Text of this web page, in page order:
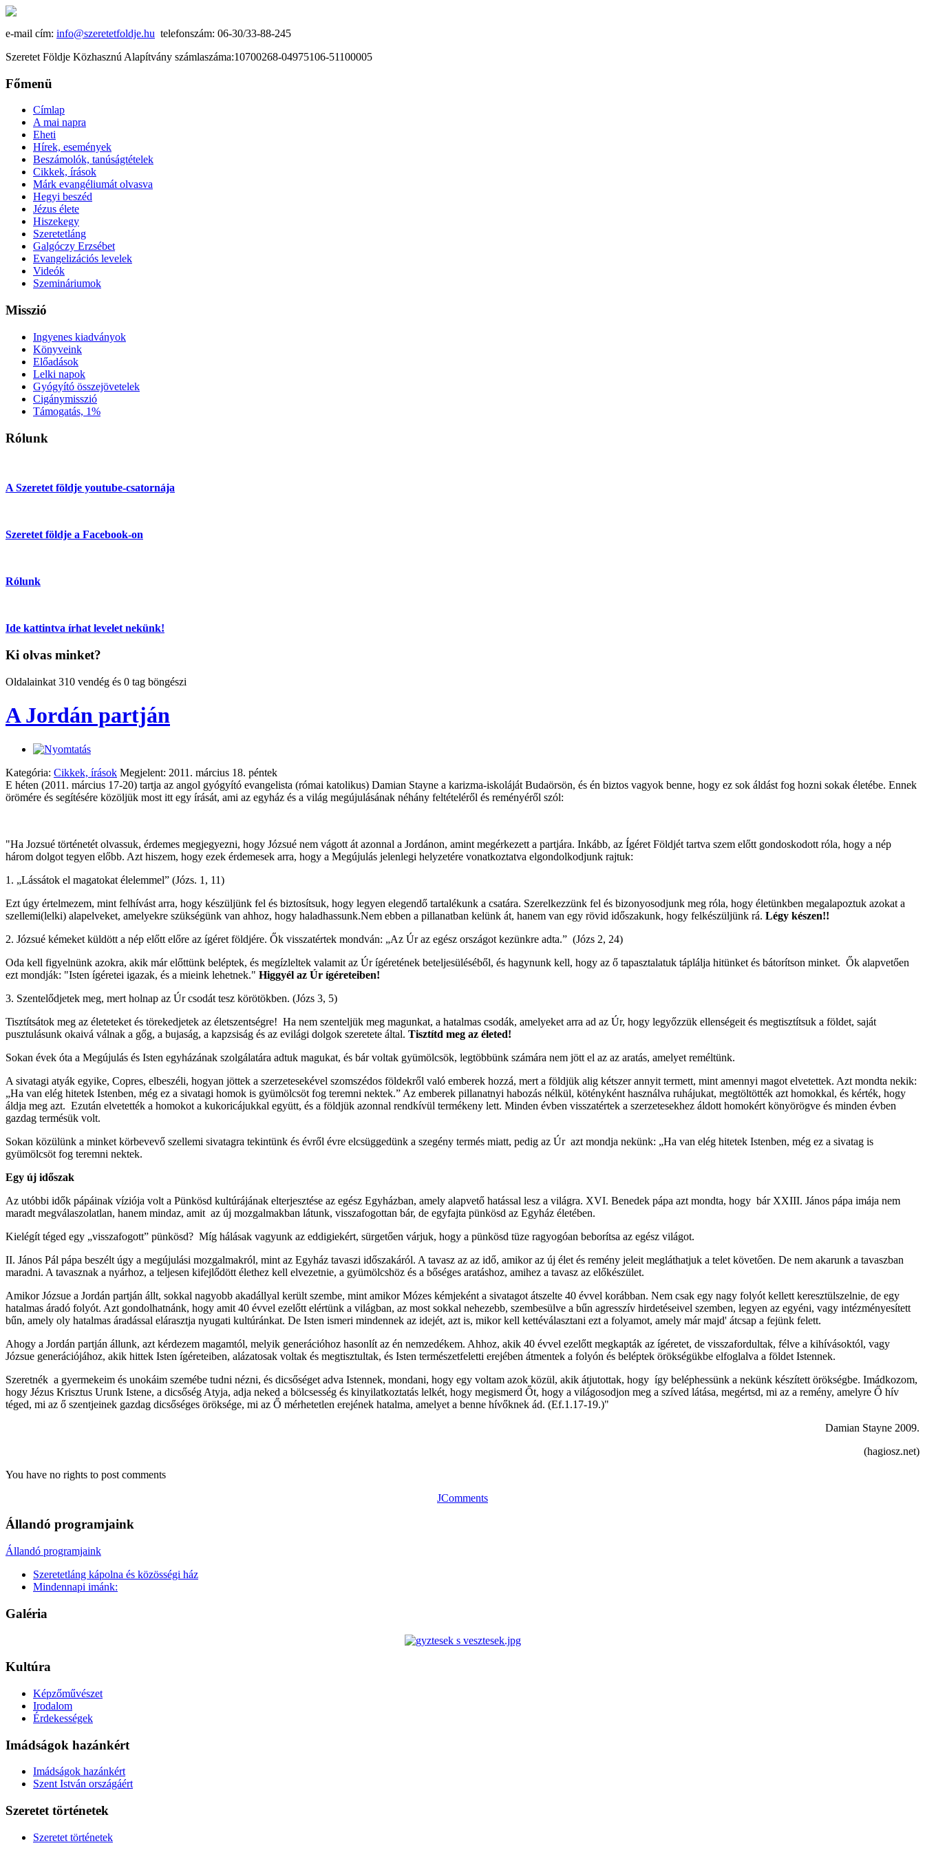
e-mail cím: info@szeretetfoldje.hu telefonszám: 06-30/33-88-245
Szeretet Földje Közhasznú Alapítvány számlaszáma:10700268-04975106-51100005
Főmenü
Címlap
A mai napra
Eheti
Hírek, események
Beszámolók, tanúságtételek
Cikkek, írások
Márk evangéliumát olvasva
Hegyi beszéd
Jézus élete
Hiszekegy
Szeretetláng
Galgóczy Erzsébet
Evangelizációs levelek
Videók
Szemináriumok
Misszió
Ingyenes kiadványok
Könyveink
Előadások
Lelki napok
Gyógyító összejövetelek
Cigánymisszió
Támogatás, 1%
Rólunk
A Szeretet földje youtube-csatornája
Szeretet földje a Facebook-on
Rólunk
Ide kattintva írhat levelet nekünk!
Ki olvas minket?
Oldalainkat 310 vendég és 0 tag böngészi
A Jordán partján
Kategória: Cikkek, írások Megjelent: 2011. március 18. péntek
E héten (2011. március 17-20) tartja az angol gyógyító evangelista (római katolikus) Damian Stayne a karizma-iskoláját Budaörsön, és én biztos vagyok benne, hogy ez sok áldást fog hozni sokak életébe. Ennek
örömére és segítésére közöljük most itt egy írását, ami az egyház és a világ megújulásának néhány feltételéről és reményéről szól:
"Ha Jozsué történetét olvassuk, érdemes megjegyezni, hogy Józsué nem vágott át azonnal a Jordánon, amint megérkezett a partjára. Inkább, az Ígéret Földjét tartva szem előtt gondoskodott róla, hogy a nép
három dolgot tegyen előbb. Azt hiszem, hogy ezek érdemesek arra, hogy a Megújulás jelenlegi helyzetére vonatkoztatva elgondolkodjunk rajtuk:
1. „Lássátok el magatokat élelemmel” (Józs. 1, 11)
Ezt úgy értelmezem, mint felhívást arra, hogy készüljünk fel és biztosítsuk, hogy legyen elegendő tartalékunk a csatára. Szerelkezzünk fel és bizonyosodjunk meg róla, hogy életünkben megalapoztuk azokat a
szellemi(lelki) alapelveket, amelyekre szükségünk van ahhoz, hogy haladhassunk.Nem ebben a pillanatban kelünk át, hanem van egy rövid időszakunk, hogy felkészüljünk rá. Légy készen!!
2. Józsué kémeket küldött a nép előtt előre az ígéret földjére. Ők visszatértek mondván: „Az Úr az egész országot kezünkre adta.” (Józs 2, 24)
Oda kell figyelnünk azokra, akik már előttünk beléptek, és megízleltek valamit az Úr ígéretének beteljesüléséből, és hagynunk kell, hogy az ő tapasztalatuk táplálja hitünket és bátorítson minket. Ők alapvetően
ezt mondják: "Isten ígéretei igazak, és a mieink lehetnek." Higgyél az Úr ígéreteiben!
3. Szentelődjetek meg, mert holnap az Úr csodát tesz körötökben. (Józs 3, 5)
Tisztítsátok meg az életeteket és törekedjetek az életszentségre! Ha nem szenteljük meg magunkat, a hatalmas csodák, amelyeket arra ad az Úr, hogy legyőzzük ellenségeit és megtisztítsuk a földet, saját
pusztulásunk okaivá válnak a gőg, a bujaság, a kapzsiság és az evilági dolgok szeretete által. Tisztítd meg az életed!
Sokan évek óta a Megújulás és Isten egyházának szolgálatára adtuk magukat, és bár voltak gyümölcsök, legtöbbünk számára nem jött el az az aratás, amelyet reméltünk.
A sivatagi atyák egyike, Copres, elbeszéli, hogyan jöttek a szerzetesekével szomszédos földekről való emberek hozzá, mert a földjük alig kétszer annyit termett, mint amennyi magot elvetettek. Azt mondta nekik:
„Ha van elég hitetek Istenben, még ez a sivatagi homok is gyümölcsöt fog teremni nektek.” Az emberek pillanatnyi habozás nélkül, kötényként használva ruhájukat, megtöltötték azt homokkal, és kérték, hogy
áldja meg azt. Ezután elvetették a homokot a kukoricájukkal együtt, és a földjük azonnal rendkívül termékeny lett. Minden évben visszatértek a szerzetesekhez áldott homokért könyörögve és minden évben
gazdag termésük volt.
Sokan közülünk a minket körbevevő szellemi sivatagra tekintünk és évről évre elcsüggedünk a szegény termés miatt, pedig az Úr azt mondja nekünk: „Ha van elég hitetek Istenben, még ez a sivatag is
gyümölcsöt fog teremni nektek.
Egy új időszak
Az utóbbi idők pápáinak víziója volt a Pünkösd kultúrájának elterjesztése az egész Egyházban, amely alapvető hatással lesz a világra. XVI. Benedek pápa azt mondta, hogy bár XXIII. János pápa imája nem
maradt megválaszolatlan, hanem mindaz, amit az új mozgalmakban látunk, visszafogottan bár, de egyfajta pünkösd az Egyház életében.
Kielégít téged egy „visszafogott” pünkösd? Míg hálásak vagyunk az eddigiekért, sürgetően várjuk, hogy a pünkösd tüze ragyogóan beborítsa az egész világot.
II. János Pál pápa beszélt úgy a megújulási mozgalmakról, mint az Egyház tavaszi időszakáról. A tavasz az az idő, amikor az új élet és remény jeleit megláthatjuk a telet követően. De nem akarunk a tavaszban
maradni. A tavasznak a nyárhoz, a teljesen kifejlődött élethez kell elvezetnie, a gyümölcshöz és a bőséges aratáshoz, amihez a tavasz az előkészület.
Amikor Józsue a Jordán partján állt, sokkal nagyobb akadállyal került szembe, mint amikor Mózes kémjeként a sivatagot átszelte 40 évvel korábban. Nem csak egy nagy folyót kellett keresztülszelnie, de egy
hatalmas áradó folyót. Azt gondolhatnánk, hogy amit 40 évvel ezelőtt elértünk a világban, az most sokkal nehezebb, szembesülve a bűn agresszív hirdetéseivel szemben, legyen az egyéni, vagy intézményesített
bűn, amely oly hatalmas áradással elárasztja nyugati kultúránkat. De Isten ismeri mindennek az idejét, azt is, mikor kell kettéválasztani ezt a folyamot, amely már majd' átcsap a fejünk felett.
Ahogy a Jordán partján állunk, azt kérdezem magamtól, melyik generációhoz hasonlít az én nemzedékem. Ahhoz, akik 40 évvel ezelőtt megkapták az ígéretet, de visszafordultak, félve a kihívásoktól, vagy
Józsue generációjához, akik hittek Isten ígéreteiben, alázatosak voltak és megtisztultak, és Isten természetfeletti erejében átmentek a folyón és beléptek örökségükbe elfoglalva a földet Istennek.
Szeretnék a gyermekeim és unokáim szemébe tudni nézni, és dicsőséget adva Istennek, mondani, hogy egy voltam azok közül, akik átjutottak, hogy így beléphessünk a nekünk készített örökségbe. Imádkozom,
hogy Jézus Krisztus Urunk Istene, a dicsőség Atyja, adja neked a bölcsesség és kinyilatkoztatás lelkét, hogy megismerd Őt, hogy a világosodjon meg a szíved látása, megértsd, mi az a remény, amelyre Ő hív
téged, mi az ő szentjeinek gazdag dicsőséges öröksége, mi az Ő mérhetetlen erejének hatalma, amelyet a benne hívőknek ád. (Ef.1.17-19.)"
Damian Stayne 2009.
(hagiosz.net)
You have no rights to post comments
JComments
Állandó programjaink
Állandó programjaink
Szeretetláng kápolna és közösségi ház
Mindennapi imánk:
Galéria
Kultúra
Képzőművészet
Irodalom
Érdekességek
Imádságok hazánkért
Imádságok hazánkért
Szent István országáért
Szeretet történetek
Szeretet történetek